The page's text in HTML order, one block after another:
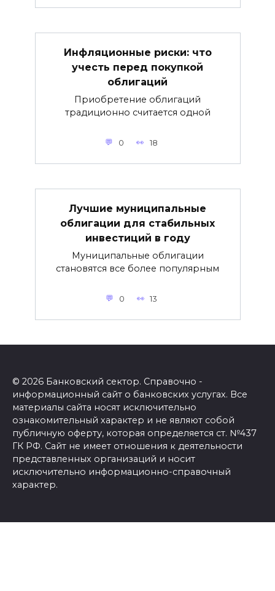
Инфляционные риски: что
учесть перед покупкой
облигаций
Приобретение облигаций
традиционно считается одной
0 18
Лучшие муниципальные
облигации для стабильных
инвестиций в году
Муниципальные облигации
становятся все более популярным
0 13
© 2026 Банковский сектор. Справочно -
информационный сайт о банковских услугах. Все
материалы сайта носят исключительно
ознакомительный характер и не являют собой
публичную оферту, которая определяется ст. №437
ГК РФ. Сайт не имеет отношения к деятельности
представленных организаций и носит
исключительно информационно-справочный
характер.